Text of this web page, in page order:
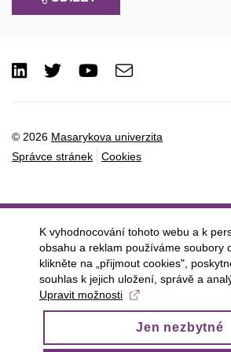
© 2026 Masarykova univerzita
Správce stránek
Cookies
LinkedIn
Twitter
Youtube
e-
K vyhodnocování tohoto webu a k
obsahu a reklam používáme soubory
klikněte na „přijmout cookies",
souhlas k jejich uložení, správě a
Upravit možnosti
Jen nezbytné